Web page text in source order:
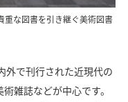
重な図書を引き継ぐ美術図書
外で刊行された近現代の
雑誌などが中心です。